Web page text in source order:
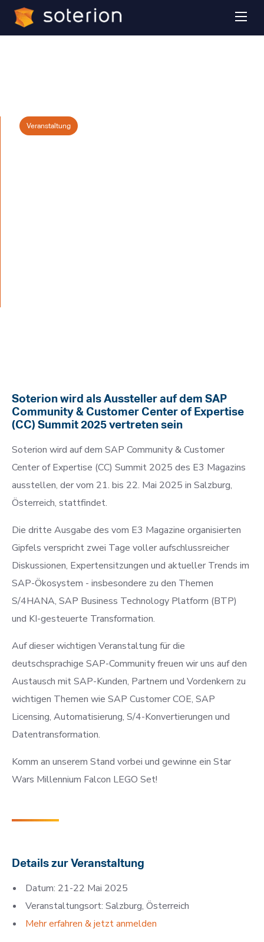
Veranstaltung
Soterion wird als Aussteller auf dem SAP
Community & Customer Center of Expertise
(CC) Summit 2025 vertreten sein
Soterion wird auf dem SAP Community & Customer
Center of Expertise (CC) Summit 2025 des E3 Magazins
ausstellen, der vom 21. bis 22. Mai 2025 in Salzburg,
Österreich, stattfindet.
Die dritte Ausgabe des vom E3 Magazine organisierten
Gipfels verspricht zwei Tage voller aufschlussreicher
Diskussionen, Expertensitzungen und aktueller Trends im
SAP-Ökosystem - insbesondere zu den Themen
S/4HANA, SAP Business Technology Platform (BTP)
und KI-gesteuerte Transformation.
Auf dieser wichtigen Veranstaltung für die
deutschsprachige SAP-Community freuen wir uns auf den
Austausch mit SAP-Kunden, Partnern und Vordenkern zu
wichtigen Themen wie SAP Customer COE, SAP
Licensing, Automatisierung, S/4-Konvertierungen und
Datentransformation.
Komm an unserem Stand vorbei und gewinne ein Star
Wars Millennium Falcon LEGO Set!
Details zur Veranstaltung
Datum: 21-22 Mai 2025
Veranstaltungsort: Salzburg, Österreich
Mehr erfahren & jetzt anmelden